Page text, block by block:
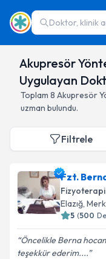
Doktor, klinik
Akupresör
Uygulayan
Toplam 8 Akupresör
uzman bulundu.
Filtrele
Fzt.
Fizyoterapi
Elazığ,
5 (500
Öncelikle Berna
teşekkür ederim....